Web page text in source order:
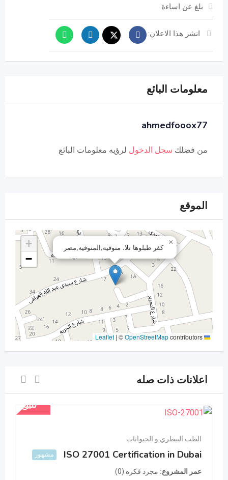
بلغ عن اساءة
انشر هذا الاعلان:
معلومات البائع
ahmedfooox77
من فضلك سجل الدخول لرؤيه معلومات البائع
الموقع
كفر طبلوها تلا. منوفيه,المنوفيه,مصر
×
+
−
| ©OpenStreetMapcontributors
اعلانات ذات صله
للبيع
الطب البيطري و الحيوانات
ISO 27001 Certification in Dubai مشهور
عمر المشروع مجرد فكره (0)